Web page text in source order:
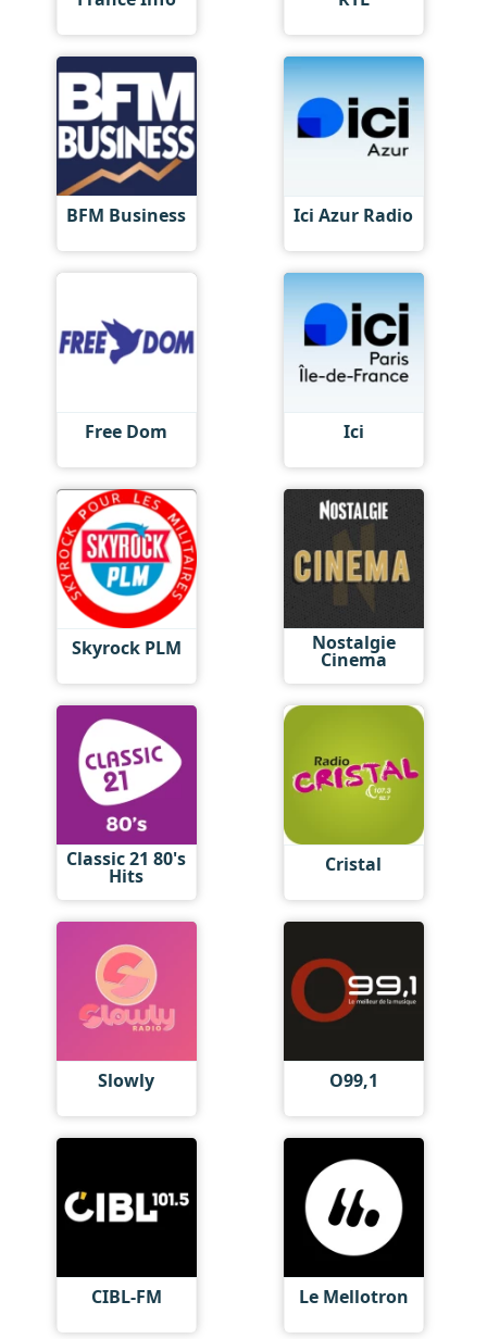
BFM Business Ici Azur Radio
Free Dom Ici
Skyrock PLM Nostalgie
Cinema
Classic 21 80's
Hits Cristal
Slowly O99,1
CIBL-FM Le Mellotron